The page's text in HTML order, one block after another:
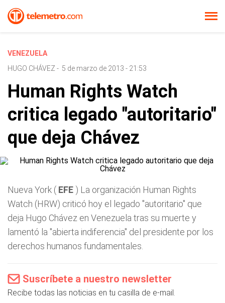
VENEZUELA
HUGO CHÁVEZ - 5 de marzo de 2013 - 21:53
Human Rights Watch
critica legado "autoritario"
que deja Chávez
Nueva York ( EFE ) La organización Human Rights
Watch (HRW) criticó hoy el legado "autoritario" que
deja Hugo Chávez en Venezuela tras su muerte y
lamentó la "abierta indiferencia" del presidente por los
derechos humanos fundamentales.
Suscríbete a nuestro newsletter
Recibe todas las noticias en tu casilla de e-mail.